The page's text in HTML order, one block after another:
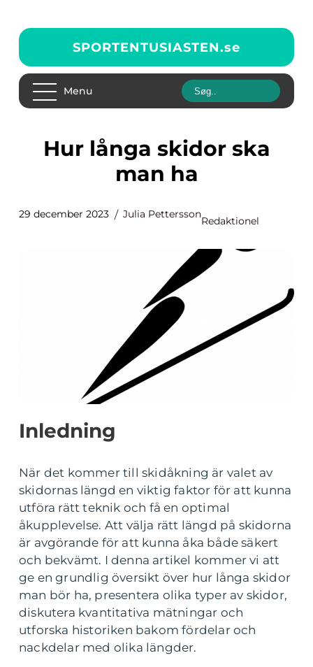
SPORTENTUSIASTEN.se
Menu
Hur långa skidor ska
man ha
29 december 2023 Julia Pettersson
Redaktionel
Inledning
När det kommer till skidåkning är valet av
skidornas längd en viktig faktor för att kunna
utföra rätt teknik och få en optimal
åkupplevelse. Att välja rätt längd på skidorna
är avgörande för att kunna åka både säkert
och bekvämt. I denna artikel kommer vi att
ge en grundlig översikt över hur långa skidor
man bör ha, presentera olika typer av skidor,
diskutera kvantitativa mätningar och
utforska historiken bakom fördelar och
nackdelar med olika längder.